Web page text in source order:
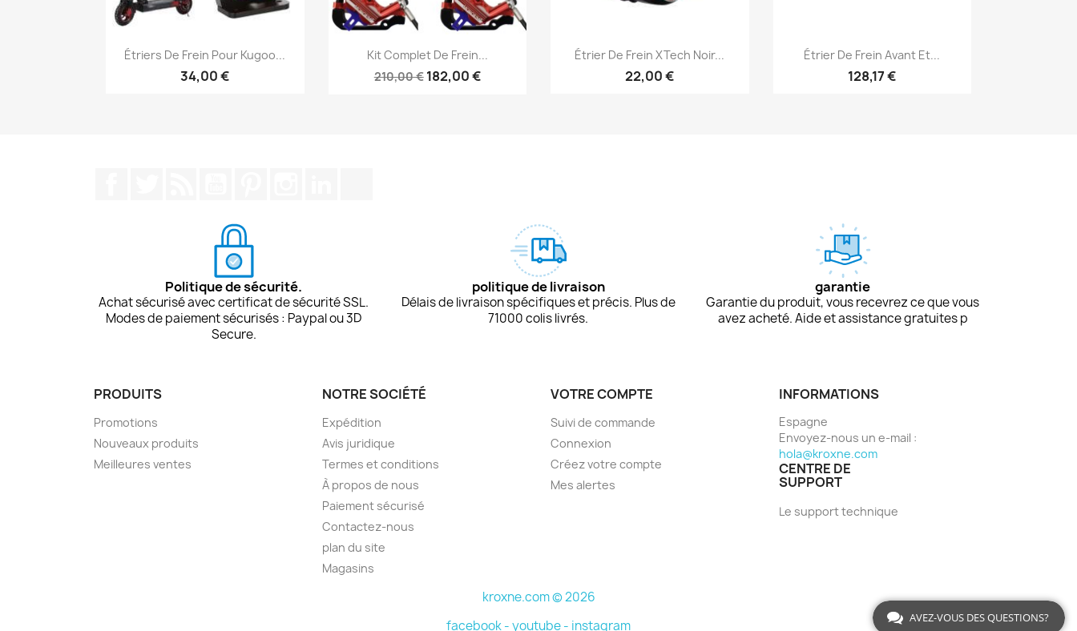
Aperçu rapide
Étriers De Frein Pour Kugoo...
34,00 €
Aperçu rapide
Kit Complet De Frein...
210,00 € 182,00 €
Aperçu rapide
Étrier De Frein XTech Noir...
22,00 €
Aperçu rapide
Étrier De Frein Avant Et...
128,17 €
Politique de sécurité.
Achat sécurisé avec certificat de sécurité SSL.
Modes de paiement sécurisés : Paypal ou 3D
Secure.
politique de livraison
Délais de livraison spécifiques et précis. Plus de
71000 colis livrés.
garantie
Garantie du produit, vous recevrez ce que vous
avez acheté. Aide et assistance gratuites p
PRODUITS
Promotions
Nouveaux produits
Meilleures ventes
NOTRE SOCIÉTÉ
Expédition
Avis juridique
Termes et conditions
À propos de nous
Paiement sécurisé
Contactez-nous
plan du site
Magasins
VOTRE COMPTE
Suivi de commande
Connexion
Créez votre compte
Mes alertes
INFORMATIONS
Espagne
Envoyez-nous un e-mail :
hola@kroxne.com
CENTRE DE
SUPPORT
Le support technique
kroxne.com © 2026
facebook -youtube - instagram AVEZ-VOUS DES QUESTIONS?